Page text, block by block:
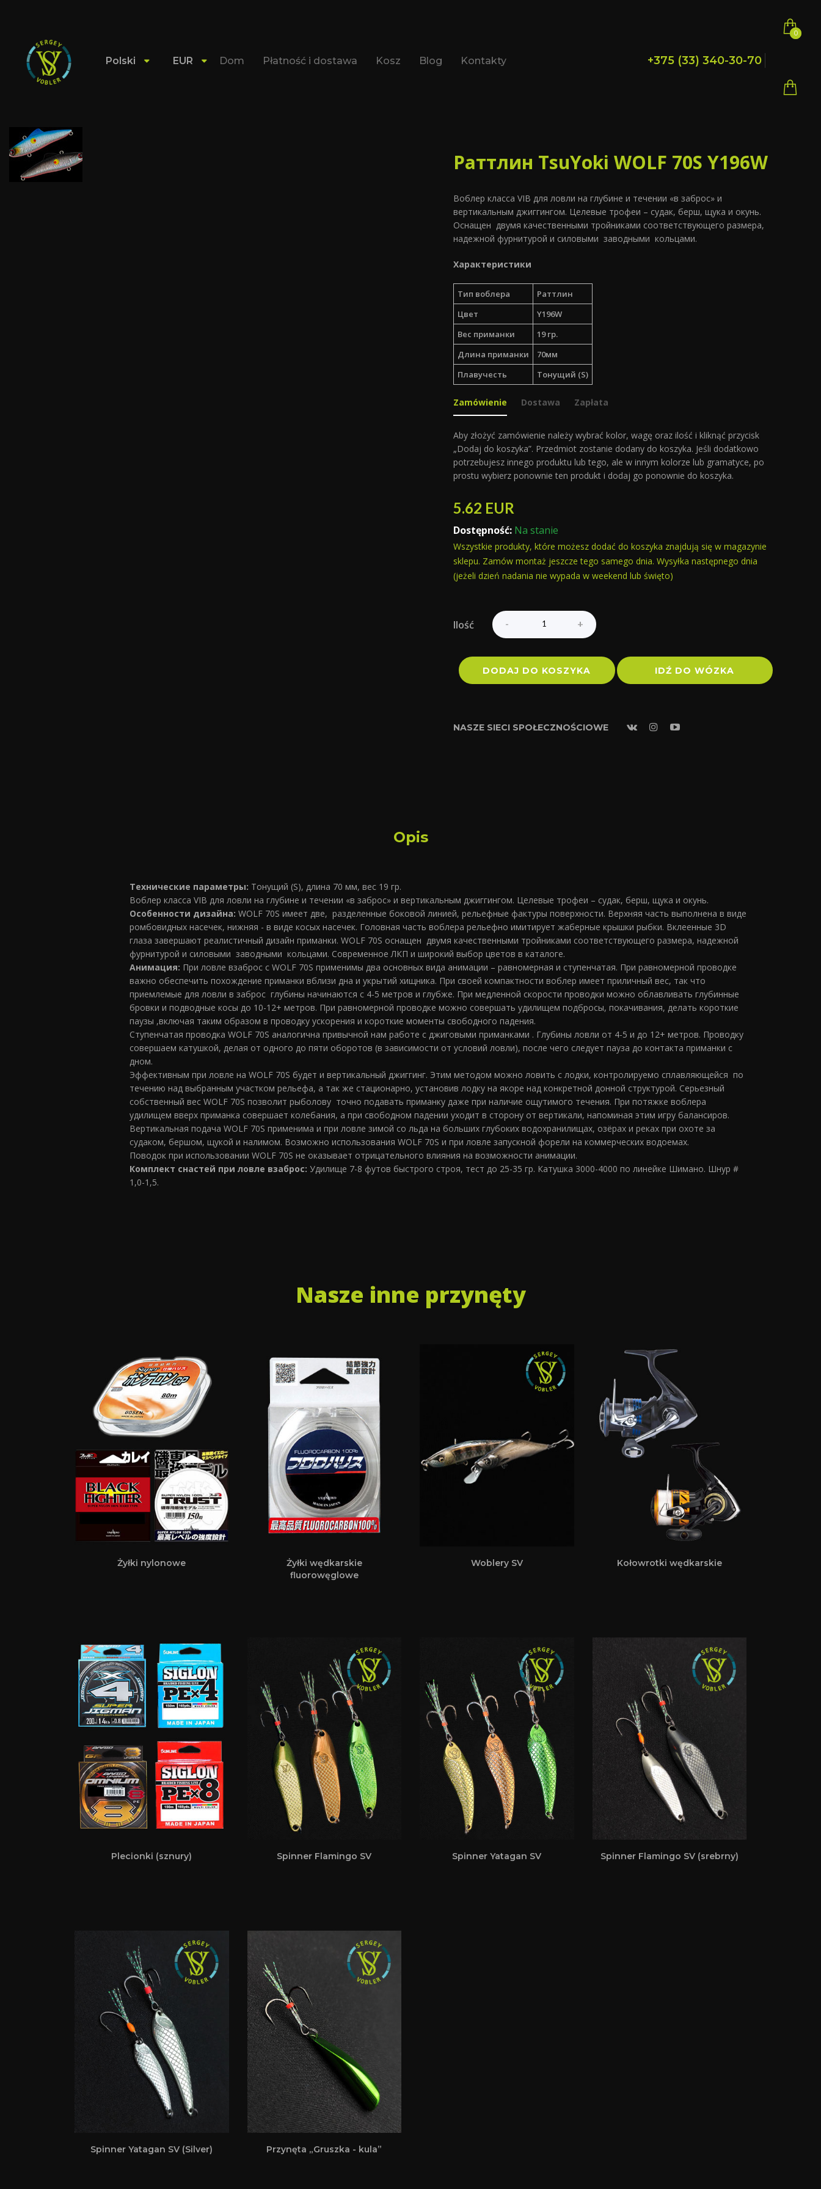
Polski EUR Dom Płatność i dostawa Kosz Blog Kontakty +375 (33) 340-30-70
0
0
Раттлин TsuYoki WOLF 70S Y196W
Воблер класса VIB для ловли на глубине и течении «в заброс» и
вертикальным джиггингом. Целевые трофеи – судак, берш, щука и окунь.
Оснащен двумя качественными тройниками соответствующего размера,
надежной фурнитурой и силовыми заводными кольцами.
Характеристики
Тип воблера
Раттлин
Цвет
Y196W
Вес приманки
19 гр.
Длина приманки
70мм
Плавучесть
Тонущий (S)
Zamówienie Dostawa Zapłata
Aby złożyć zamówienie należy wybrać kolor, wagę oraz ilość i kliknąć przycisk
„Dodaj do koszyka”. Przedmiot zostanie dodany do koszyka. Jeśli dodatkowo
potrzebujesz innego produktu lub tego, ale w innym kolorze lub gramatyce, po
prostu wybierz ponownie ten produkt i dodaj go ponownie do koszyka.
5.62 EUR
Dostępność: Na stanie
Wszystkie produkty, które możesz dodać do koszyka znajdują się w magazynie
sklepu. Zamów montaż jeszcze tego samego dnia. Wysyłka następnego dnia
(jeżeli dzień nadania nie wypada w weekend lub święto)
Ilość
DODAJ DO KOSZYKA IDŹ DO WÓZKA
NASZE SIECI SPOŁECZNOŚCIOWE
Opis
Технические параметры: Тонущий (S), длина 70 мм, вес 19 гр.
Воблер класса VIB для ловли на глубине и течении «в заброс» и вертикальным джиггингом. Целевые трофеи – судак, берш, щука и окунь.
Особенности дизайна: WOLF 70S имеет две, разделенные боковой линией, рельефные фактуры поверхности. Верхняя часть выполнена в виде
ромбовидных насечек, нижняя - в виде косых насечек. Головная часть воблера рельефно имитирует жаберные крышки рыбки. Вклеенные 3D
глаза завершают реалистичный дизайн приманки. WOLF 70S оснащен двумя качественными тройниками соответствующего размера, надежной
фурнитурой и силовыми заводными кольцами. Современное ЛКП и широкий выбор цветов в каталоге.
Анимация: При ловле взаброс с WOLF 70S применимы два основных вида анимации – равномерная и ступенчатая. При равномерной проводке
важно обеспечить похождение приманки вблизи дна и укрытий хищника. При своей компактности воблер имеет приличный вес, так что
приемлемые для ловли в заброс глубины начинаются с 4-5 метров и глубже. При медленной скорости проводки можно облавливать глубинные
бровки и подводные косы до 10-12+ метров. При равномерной проводке можно совершать удилищем подбросы, покачивания, делать короткие
паузы ,включая таким образом в проводку ускорения и короткие моменты свободного падения.
Ступенчатая проводка WOLF 70S аналогична привычной нам работе с джиговыми приманками . Глубины ловли от 4-5 и до 12+ метров. Проводку
совершаем катушкой, делая от одного до пяти оборотов (в зависимости от условий ловли), после чего следует пауза до контакта приманки с
дном.
Эффективным при ловле на WOLF 70S будет и вертикальный джиггинг. Этим методом можно ловить с лодки, контролируемо сплавляющейся по
течению над выбранным участком рельефа, а так же стационарно, установив лодку на якоре над конкретной донной структурой. Серьезный
собственный вес WOLF 70S позволит рыболову точно подавать приманку даже при наличие ощутимого течения. При потяжке воблера
удилищем вверх приманка совершает колебания, а при свободном падении уходит в сторону от вертикали, напоминая этим игру балансиров.
Вертикальная подача WOLF 70S применима и при ловле зимой со льда на больших глубоких водохранилищах, озёрах и реках при охоте за
судаком, бершом, щукой и налимом. Возможно использования WOLF 70S и при ловле запускной форели на коммерческих водоемах.
Поводок при использовании WOLF 70S не оказывает отрицательного влияния на возможности анимации.
Комплект снастей при ловле взаброс: Удилище 7-8 футов быстрого строя, тест до 25-35 гр. Катушка 3000-4000 по линейке Шимано. Шнур #
1,0-1,5.
Nasze inne przynęty
Żyłki nylonowe
Żyłki wędkarskie
fluorowęglowe
Woblery SV Kołowrotki wędkarskie
Plecionki (sznury) Spinner Flamingo SV Spinner Yatagan SV Spinner Flamingo SV (srebrny)
Spinner Yatagan SV (Silver) Przynęta „Gruszka - kula”